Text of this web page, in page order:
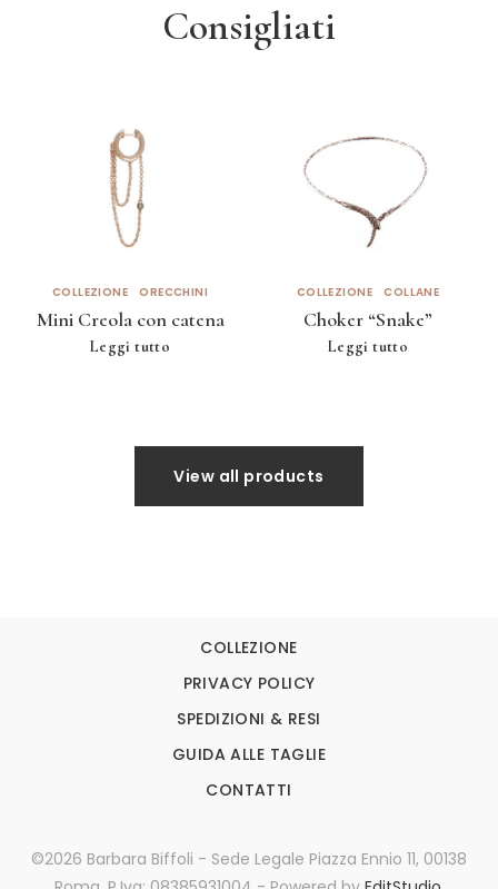
Consigliati
COLLEZIONE ORECCHINI
Mini Creola con catena
Leggi tutto
COLLEZIONE COLLANE
Choker “Snake”
Leggi tutto
View all products
COLLEZIONE
PRIVACY POLICY
SPEDIZIONI & RESI
GUIDA ALLE TAGLIE
CONTATTI
©2026 Barbara Biffoli - Sede Legale Piazza Ennio 11, 00138